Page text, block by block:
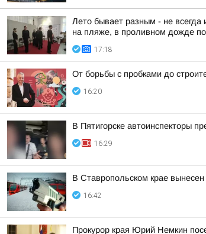
Лето бывает разным - не
на пляже, в проливном дожде
17:18
От борьбы с пробками до
16:20
В Пятигорске автоинспекторы
16:29
В Ставропольском крае
16:42
Прокурор края Юрий Немкин